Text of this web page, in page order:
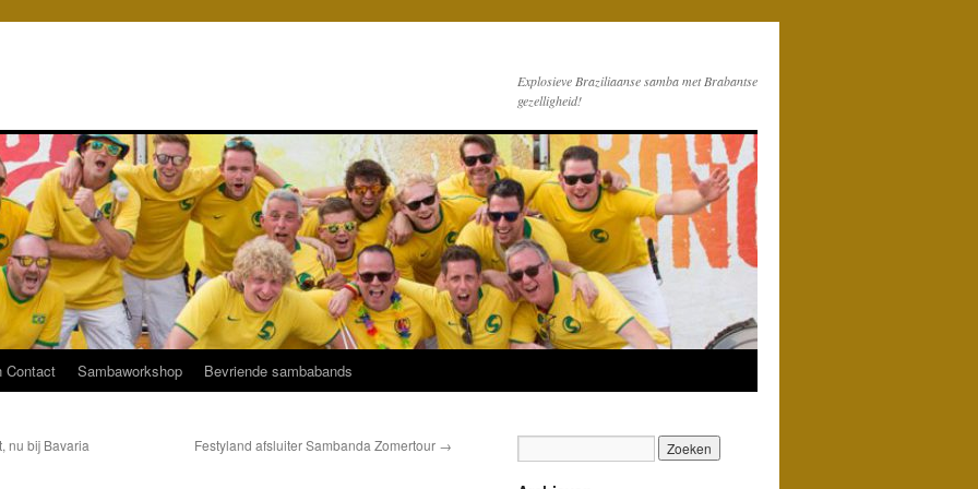
Explosieve Braziliaanse samba met Brabantse
gezelligheid!
Contact Sambaworkshop Bevriende sambabands
nu bij Bavaria
Festyland afsluiter Sambanda Zomertour →